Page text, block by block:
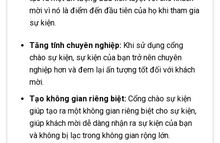
mời vì nó là điểm đến đầu tiên của họ khi tham gia
sự kiện.
Tăng tính chuyên nghiệp:Khi sử dụng cổng
chào sự kiện, sự kiện của bạn trở nên chuyên
nghiệp hơn và đem lại ấn tượng tốt đối với khách
mời.
Tạo không gian riêng biệt:Cổng chào sự kiện
giúp tạo ra một không gian riêng biệt cho sự kiện,
giúp khách mời dễ dàng nhận ra sự kiện của bạn
và không bị lạc trong không gian rộng lớn.